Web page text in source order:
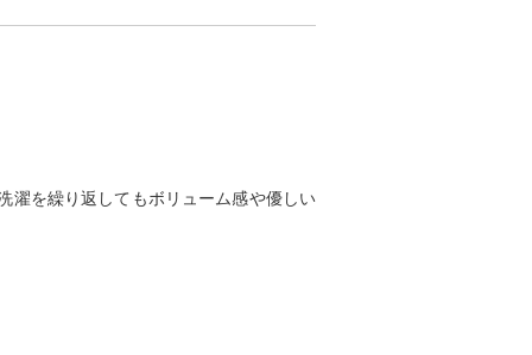
濯を繰り返してもボリューム感や優しい